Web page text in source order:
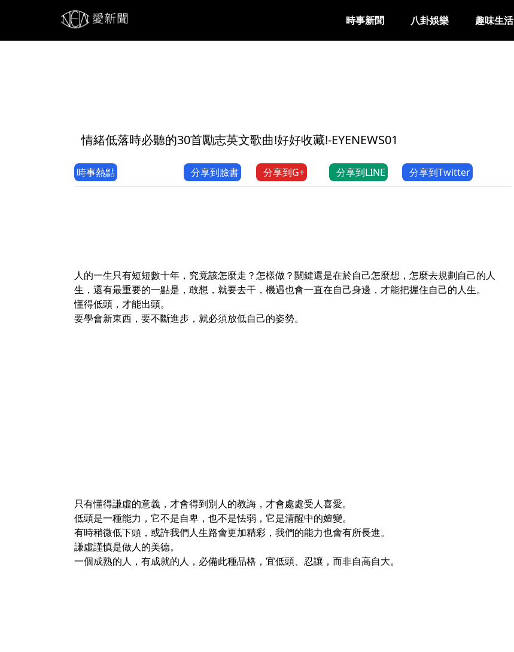
時事新聞 八卦娛樂 趣味生活
情緒低落時必聽的30首勵志英文歌曲!好好收藏!-EYENEWS01
時事熱點 分享到臉書 分享到G+ 分享到LINE 分享到Twitter
人的一生只有短短數十年，究竟該怎麼走？怎樣做？關鍵還是在於自己怎麼想，怎麼去規劃自己的人
生，還有最重要的一點是，敢想，就要去干，機遇也會一直在自己身邊，才能把握住自己的人生。
懂得低頭，才能出頭。
要學會新東西，要不斷進步，就必須放低自己的姿勢。
只有懂得謙虛的意義，才會得到別人的教誨，才會處處受人喜愛。
低頭是一種能力，它不是自卑，也不是怯弱，它是清醒中的嬗變。
有時稍微低下頭，或許我們人生路會更加精彩，我們的能力也會有所長進。
謙虛謹慎是做人的美德。
一個成熟的人，有成就的人，必備此種品格，宜低頭、忍讓，而非自高自大。